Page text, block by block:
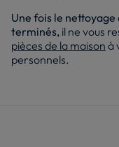
Une fois le
terminés, il ne vous
pièces de la maison à
personnels.